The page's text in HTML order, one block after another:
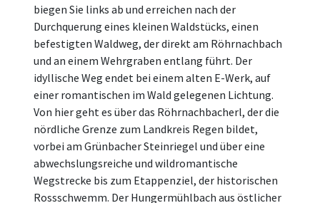
biegen Sie links ab und erreichen nach der
Durchquerung eines kleinen Waldstücks, einen
befestigten Waldweg, der direkt am Röhrnachbach
und an einem Wehrgraben entlang führt. Der
idyllische Weg endet bei einem alten E-Werk, auf
einer romantischen im Wald gelegenen Lichtung.
Von hier geht es über das Röhrnachbacherl, der die
nördliche Grenze zum Landkreis Regen bildet,
vorbei am Grünbacher Steinriegel und über eine
abwechslungsreiche und wildromantische
Wegstrecke bis zum Etappenziel, der historischen
Rossschwemm. Der Hungermühlbach aus östlicher